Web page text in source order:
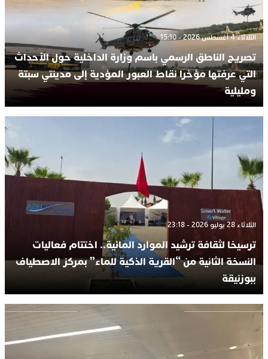
الثلاثاء 4 أغسطس 2026 - 15:10
تصريح الناطق الرسمي باسم وزارة الداخلية حول الأحداث
التي عرفتها مؤخرا نقاط العبور المؤدية إلى مدينتي سبتة
ومليلية
الثلاثاء 28 يوليو 2026 - 23:18
ترسيخا لثقافة ترشيد الموارد المائية.. اختتام فعاليات
النسخة الثانية من “القرية الذكية للماء” بمركز الاصطياف
ببوزنيقة